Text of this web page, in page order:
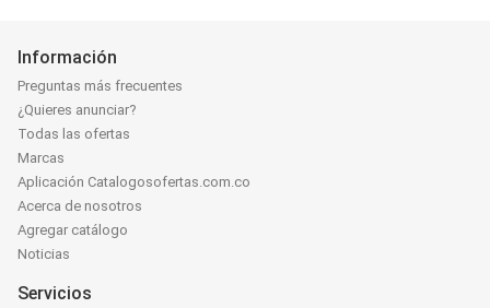
Información
Preguntas más frecuentes
¿Quieres anunciar?
Todas las ofertas
Marcas
Aplicación Catalogosofertas.com.co
Acerca de nosotros
Agregar catálogo
Noticias
Servicios